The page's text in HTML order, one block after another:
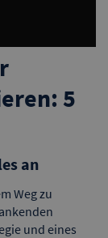
5
an
Weg zu
und eines